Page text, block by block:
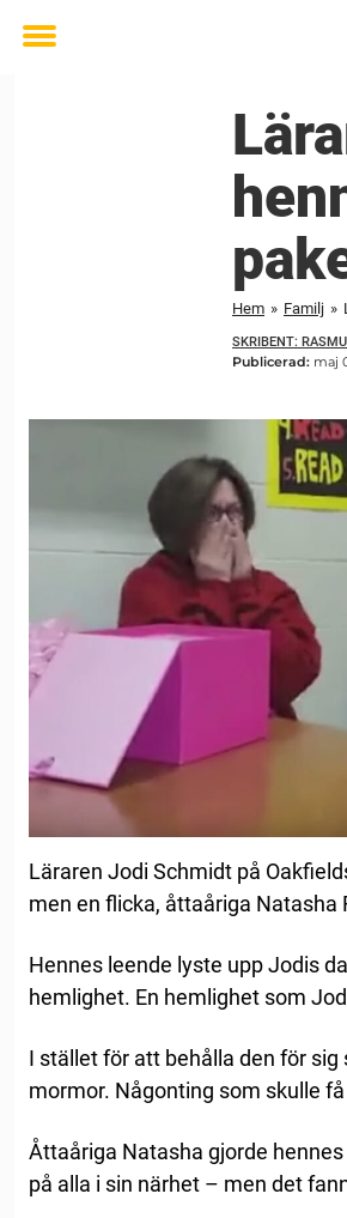
Toggle
Hem » Familj »
SKRIBENT:
Publicerad: maj
Läraren Jodi Schmidt på
men en flicka, åttaåriga Natasha
Hennes leende lyste upp Jodis
hemlighet. En hemlighet som
I stället för att behålla den för
mormor. Någonting som skulle
Åttaåriga Natasha gjorde
på alla i sin närhet – men det